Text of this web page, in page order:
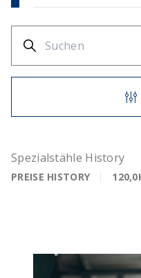
Spezialstähle History
PREISE HISTORY